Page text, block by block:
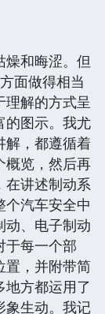
燥和晦涩。但
面做得相当
理解的方式呈
的图示。我尤
解，都遵循着
概览，然后再
在讲述制动系
个汽车安全中
动、电子制动
于每一个部
置，并附带简
地方都运用了
象生动。我记